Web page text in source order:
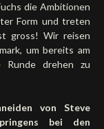
die Ambitionen
Form und treten
gross! Wir reisen
um bereits am
drehen zu
von Steve
bei den